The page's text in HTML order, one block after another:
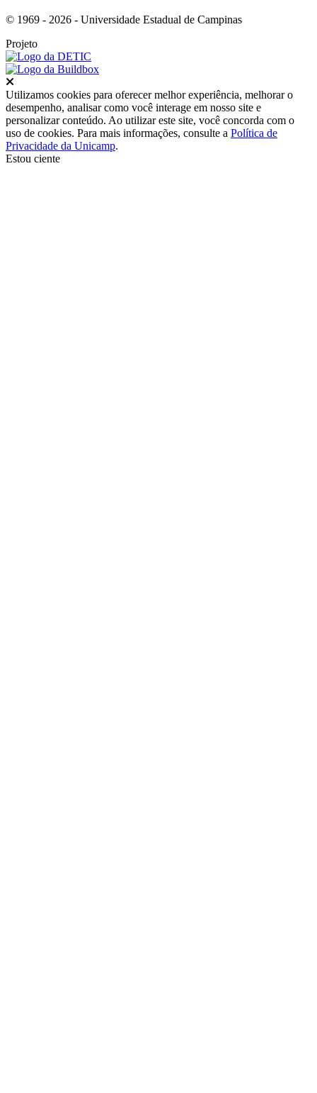
© 1969 - 2026 - Universidade Estadual de Campinas
Projeto
Utilizamos cookies para oferecer melhor experiência, melhorar o
desempenho, analisar como você interage em nosso site e
personalizar conteúdo. Ao utilizar este site, você concorda com o
uso de cookies. Para mais informações, consulte a Política de
Privacidade da Unicamp.
Estou ciente